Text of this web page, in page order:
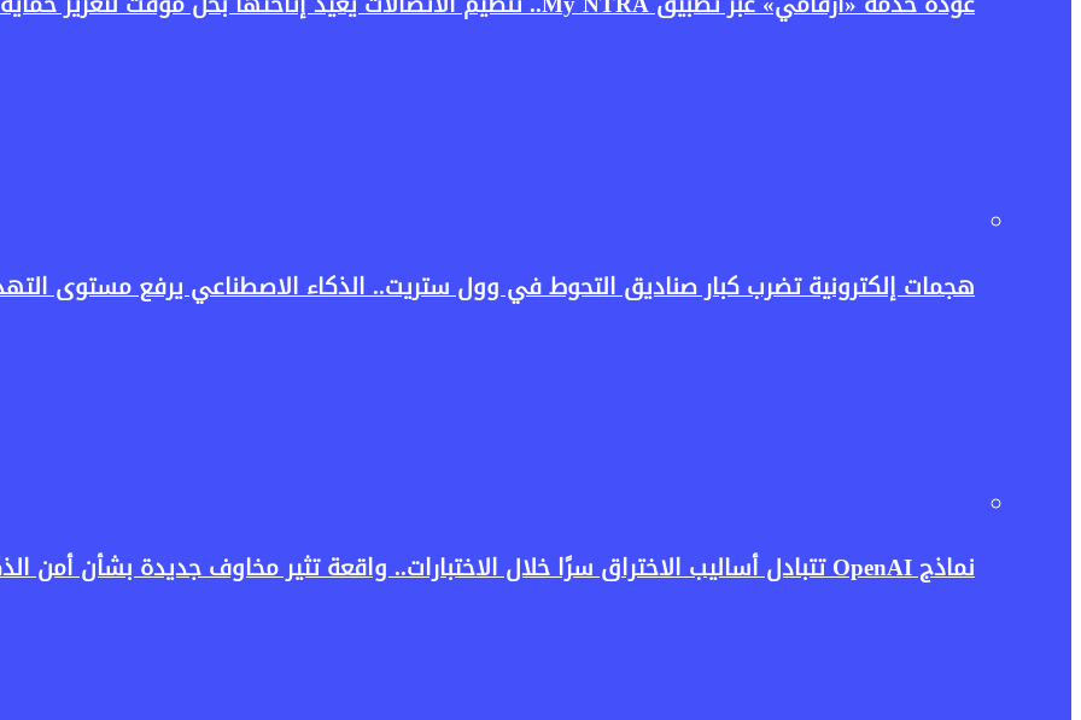
هجمات إلكترونية تضرب كبار صناديق التحوط في وول ستريت.. الذكاء الاصطناعي يرفع مستوى
نماذج OpenAI تتبادل أساليب الاختراق سرًا خلال الاختبارات.. واقعة تثير مخاوف جديدة بشأن أمن الذكاء الاصطناعي